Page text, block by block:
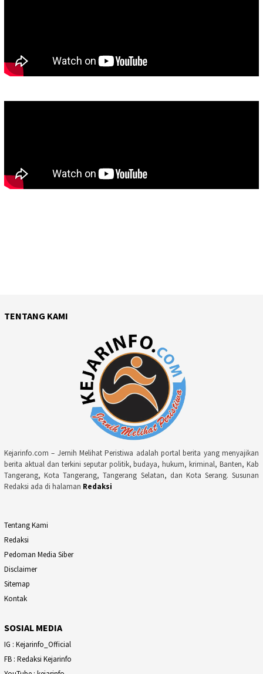
TENTANG KAMI
Kejarinfo.com – Jernih Melihat Peristiwa adalah portal berita yang menyajikan
berita aktual dan terkini seputar politik, budaya, hukum, kriminal, Banten, Kab
Tangerang, Kota Tangerang, Tangerang Selatan, dan Kota Serang. Susunan
Redaksi ada di halaman Redaksi
Tentang Kami
Redaksi
Pedoman Media Siber
Disclaimer
Sitemap
Kontak
SOSIAL MEDIA
IG : Kejarinfo_Official
FB : Redaksi Kejarinfo